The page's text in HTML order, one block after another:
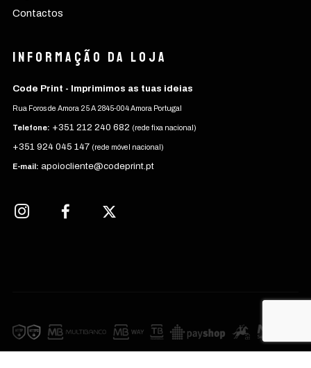
Contactos
Informação da Loja
Code Print - Imprimimos as tuas ideias
Rua Foros de Amora 25 A 2845-004 Amora Portugal
Telefone: +351 212 240 682 (rede fixa nacional)
+351 924 045 147 (rede móvel nacional)
E-mail: apoiocliente@codeprint.pt